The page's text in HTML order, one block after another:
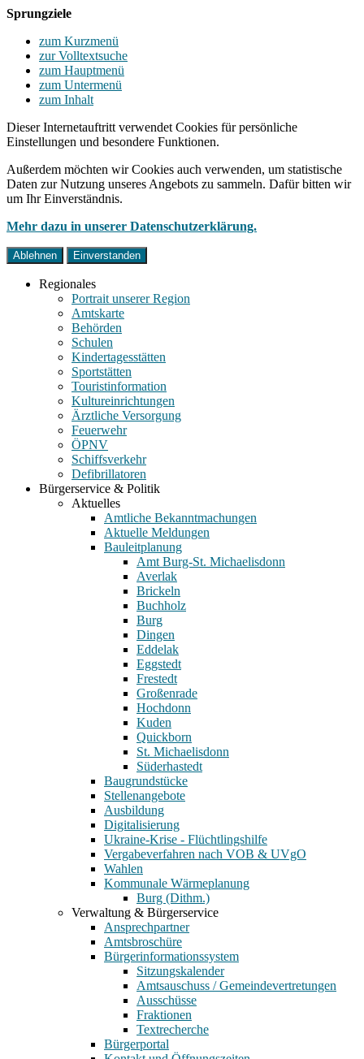
Sprungziele
zum Kurzmenü
zur Volltextsuche
zum Hauptmenü
zum Untermenü
zum Inhalt
Dieser Internetauftritt verwendet Cookies für persönliche
Einstellungen und besondere Funktionen.
Außerdem möchten wir Cookies auch verwenden, um statistische
Daten zur Nutzung unseres Angebots zu sammeln. Dafür bitten wir
um Ihr Einverständnis.
Mehr dazu in unserer Datenschutzerklärung.
Ablehnen Einverstanden
Regionales
Portrait unserer Region
Amtskarte
Behörden
Schulen
Kindertagesstätten
Sportstätten
Touristinformation
Kultureinrichtungen
Ärztliche Versorgung
Feuerwehr
ÖPNV
Schiffsverkehr
Defibrillatoren
Bürgerservice & Politik
Aktuelles
Amtliche Bekanntmachungen
Aktuelle Meldungen
Bauleitplanung
Amt Burg-St. Michaelisdonn
Averlak
Brickeln
Buchholz
Burg
Dingen
Eddelak
Eggstedt
Frestedt
Großenrade
Hochdonn
Kuden
Quickborn
St. Michaelisdonn
Süderhastedt
Baugrundstücke
Stellenangebote
Ausbildung
Digitalisierung
Ukraine-Krise - Flüchtlingshilfe
Vergabeverfahren nach VOB & UVgO
Wahlen
Kommunale Wärmeplanung
Burg (Dithm.)
Verwaltung & Bürgerservice
Ansprechpartner
Amtsbroschüre
Bürgerinformationssystem
Sitzungskalender
Amtsauschuss / Gemeindevertretungen
Ausschüsse
Fraktionen
Textrecherche
Bürgerportal